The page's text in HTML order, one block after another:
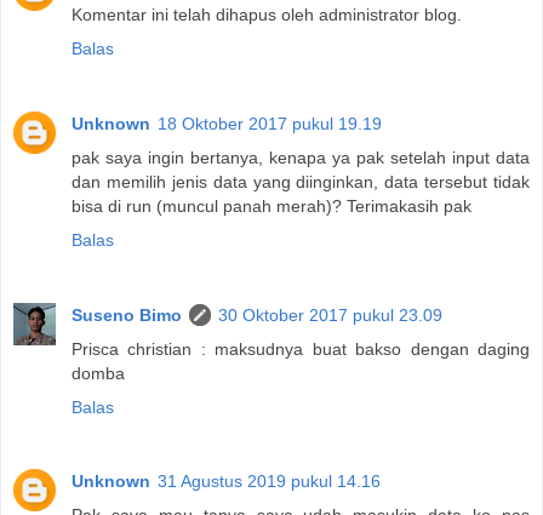
Komentar ini telah dihapus oleh administrator blog.
Balas
Unknown 18 Oktober 2017 pukul 19.19
pak saya ingin bertanya, kenapa ya pak setelah input data
dan memilih jenis data yang diinginkan, data tersebut tidak
bisa di run (muncul panah merah)? Terimakasih pak
Balas
Suseno Bimo
30 Oktober 2017 pukul 23.09
Prisca christian : maksudnya buat bakso dengan daging
domba
Balas
Unknown 31 Agustus 2019 pukul 14.16